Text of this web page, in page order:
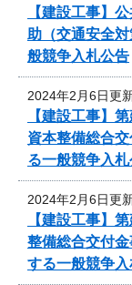
【建設工事】
助（交通安全
般競争入札公告
2024年2月6日更
【建設工事】
資本整備総合
る一般競争入
2024年2月6日更
【建設工事】
整備総合交付
する一般競争